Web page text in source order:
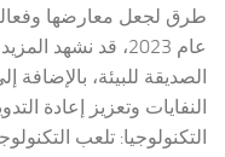
طرق لجعل معارضها
عام 2023، قد نشهد
الصديقة للبيئة، بالإضافة
التكنولوجيا: تلعب